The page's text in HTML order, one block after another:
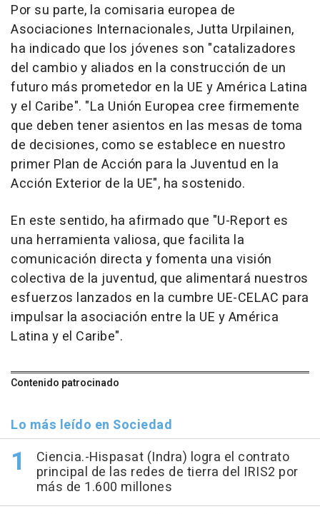
Por su parte, la comisaria europea de
Asociaciones Internacionales, Jutta Urpilainen,
ha indicado que los jóvenes son "catalizadores
del cambio y aliados en la construcción de un
futuro más prometedor en la UE y América Latina
y el Caribe". "La Unión Europea cree firmemente
que deben tener asientos en las mesas de toma
de decisiones, como se establece en nuestro
primer Plan de Acción para la Juventud en la
Acción Exterior de la UE", ha sostenido.
En este sentido, ha afirmado que "U-Report es
una herramienta valiosa, que facilita la
comunicación directa y fomenta una visión
colectiva de la juventud, que alimentará nuestros
esfuerzos lanzados en la cumbre UE-CELAC para
impulsar la asociación entre la UE y América
Latina y el Caribe".
Contenido patrocinado
Lo más leído en Sociedad
Ciencia.-Hispasat (Indra) logra el contrato
principal de las redes de tierra del IRIS2 por
más de 1.600 millones